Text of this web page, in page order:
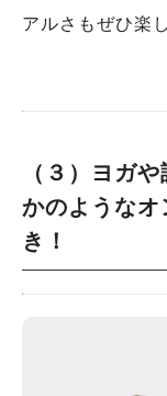
アルさもぜひ楽
（３）ヨガ
かのような
き！